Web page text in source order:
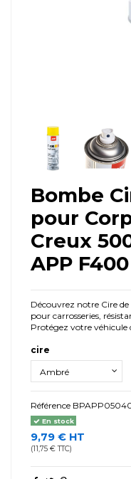
Bombe
pour
Creux
APP F400
Découvrez notre Cire
pour carrosseries,
Protégez votre véhicule
cire
Référence
En stock
9,79 € HT
(11,75 € TTC)